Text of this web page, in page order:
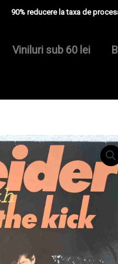
90% reducere la taxa de
Viniluri sub 60 lei